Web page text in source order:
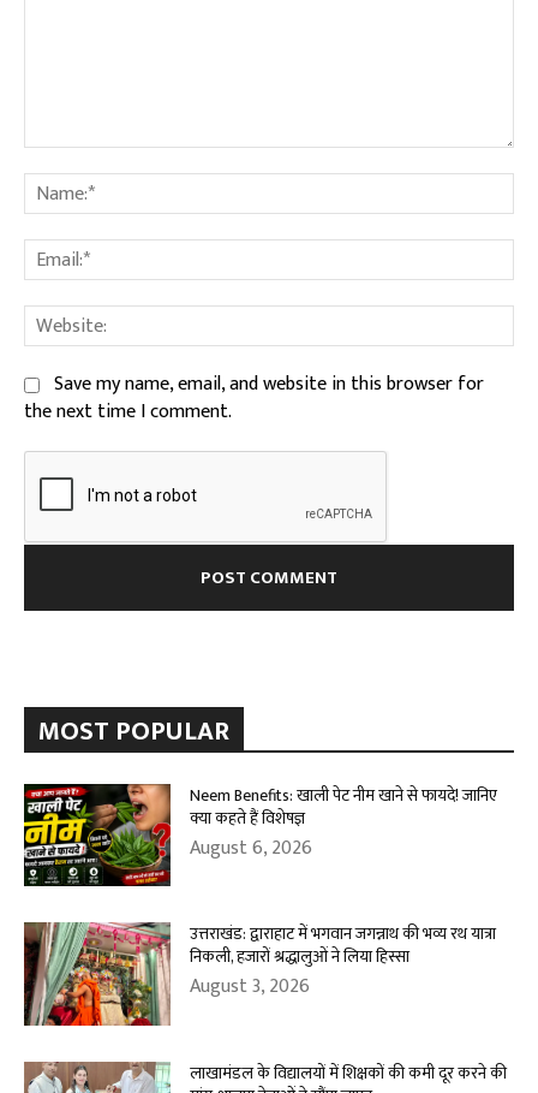
Save my name, email, and website in this browser for
the next time I comment.
MOST POPULAR
Neem Benefits: खाली पेट नीम खाने से फायदे! जानिए
क्या कहते हैं विशेषज्ञ
August 6, 2026
उत्तराखंड: द्वाराहाट में भगवान जगन्नाथ की भव्य रथ यात्रा
निकली, हजारों श्रद्धालुओं ने लिया हिस्सा
August 3, 2026
लाखामंडल के विद्यालयों में शिक्षकों की कमी दूर करने की